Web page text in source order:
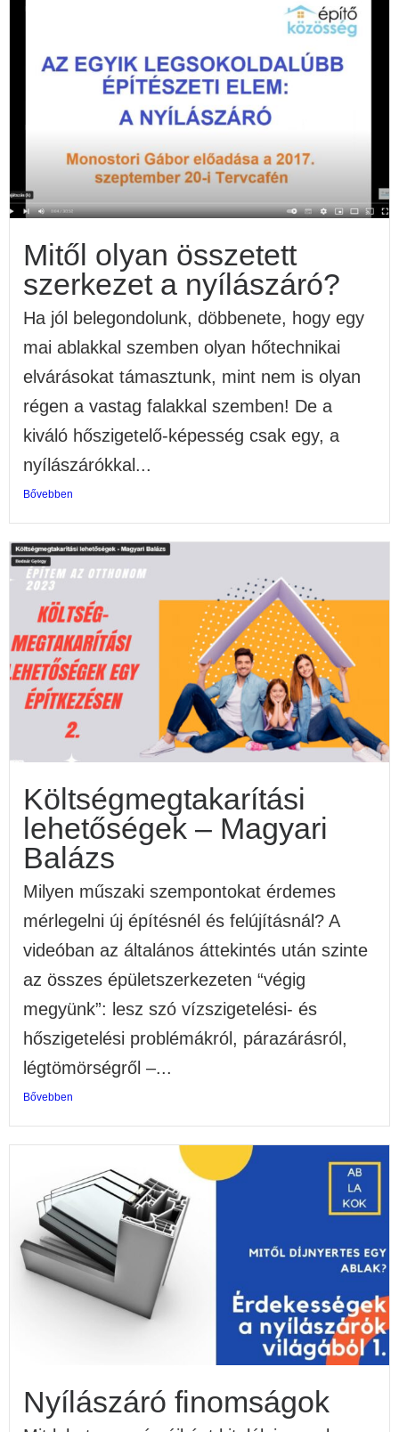
Mitől olyan összetett
szerkezet a nyílászáró?
Ha jól belegondolunk, döbbenete, hogy egy
mai ablakkal szemben olyan hőtechnikai
elvárásokat támasztunk, mint nem is olyan
régen a vastag falakkal szemben! De a
kiváló hőszigetelő-képesség csak egy, a
nyílászárókkal...
Bővebben
Költségmegtakarítási
lehetőségek – Magyari
Balázs
Milyen műszaki szempontokat érdemes
mérlegelni új építésnél és felújításnál? A
videóban az általános áttekintés után szinte
az összes épületszerkezeten “végig
megyünk”: lesz szó vízszigetelési- és
hőszigetelési problémákról, párazárásról,
légtömörségről –...
Bővebben
Nyílászáró finomságok